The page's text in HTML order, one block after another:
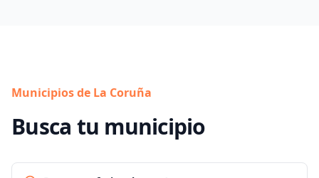
Municipios de La Coruña
Busca tu municipio